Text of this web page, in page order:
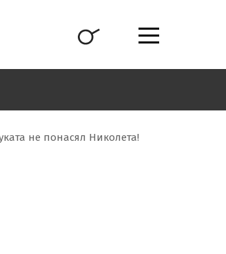
не понасял Николета!